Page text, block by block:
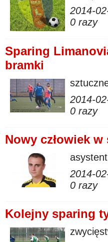
2014-
0 razy
Sparing
bramki
2014-
0 razy
Nowy człowiek
2014-
0 razy
Kolejny sparing